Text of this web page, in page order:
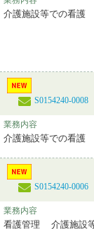
介護施設等での看護
S0154240-0008
業務内容
介護施設等での看護
S0154240-0006
業務内容
看護管理 介護施設